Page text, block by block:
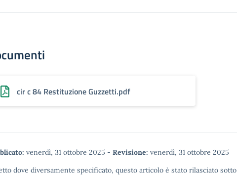
cir c 84 Restituzione Guzzetti.pdf
venerdì, 31 ottobre 2025 - Revisione: venerdì, 31 ottobre 2025
dove diversamente specificato, questo articolo è stato rilasciato sotto